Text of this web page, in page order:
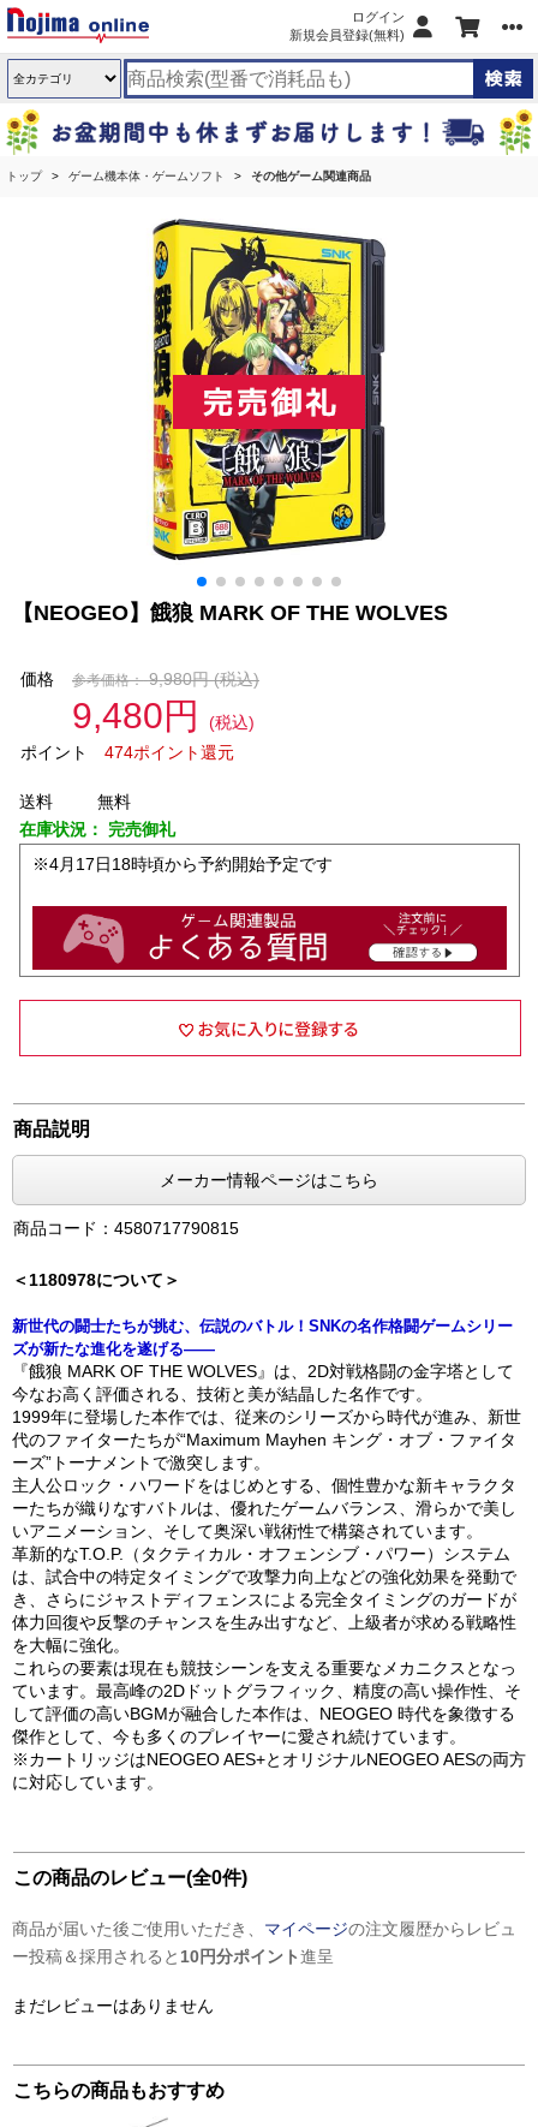
ログイン
新規会員登録(無料)
トップ ゲーム機本体・ゲームソフト その他ゲーム関連商品
【NEOGEO】餓狼 MARK OF THE WOLVES
価格 参考価格： 9,980円(税込)
9,480円
(税込)
ポイント
474ポイント還元
送料
無料
在庫状況： 完売御礼
※4月17日18時頃から予約開始予定です
商品説明
メーカー情報ページはこちら
商品コード：4580717790815
＜1180978について＞
新世代の闘士たちが挑む、伝説のバトル！SNKの名作格闘ゲームシリー
ズが新たな進化を遂げる――
『餓狼 MARK OF THE WOLVES』は、2D対戦格闘の金字塔として
今なお高く評価される、技術と美が結晶した名作です。
1999年に登場した本作では、従来のシリーズから時代が進み、新世
代のファイターたちが“Maximum Mayhen キング・オブ・ファイタ
ーズ”トーナメントで激突します。
主人公ロック・ハワードをはじめとする、個性豊かな新キャラクタ
ーたちが織りなすバトルは、優れたゲームバランス、滑らかで美し
いアニメーション、そして奥深い戦術性で構築されています。
革新的なT.O.P.（タクティカル・オフェンシブ・パワー）システム
は、試合中の特定タイミングで攻撃力向上などの強化効果を発動で
き、さらにジャストディフェンスによる完全タイミングのガードが
体力回復や反撃のチャンスを生み出すなど、上級者が求める戦略性
を大幅に強化。
これらの要素は現在も競技シーンを支える重要なメカニクスとなっ
ています。最高峰の2Dドットグラフィック、精度の高い操作性、そ
して評価の高いBGMが融合した本作は、NEOGEO 時代を象徴する
傑作として、今も多くのプレイヤーに愛され続けています。
※カートリッジはNEOGEO AES+とオリジナルNEOGEO AESの両方
に対応しています。
この商品のレビュー(全0件)
商品が届いた後ご使用いただき、 マイページの注文履歴からレビュ
ー投稿＆採用されると 10円分ポイント進呈
まだレビューはありません
こちらの商品もおすすめ